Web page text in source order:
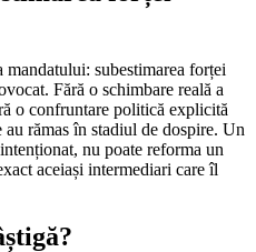
subestimarea forței
Fără o schimbare reală a
o confruntare politică explicită
rămas în stadiul de dospire. Un
nu poate reforma un
aceiași intermediari care îl